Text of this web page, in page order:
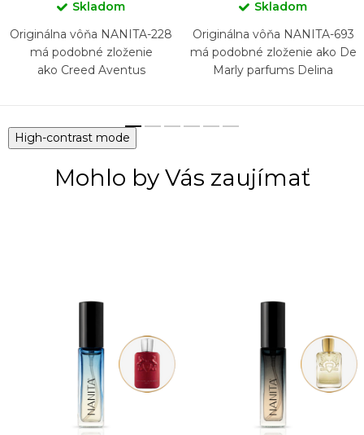
Skladom
Originálna vôňa NANITA-228
má podobné zloženie
ako Creed Aventus
Skladom
Originálna vôňa NANITA-693
má podobné zloženie ako De
Marly parfums Delina
High-contrast mode
Mohlo by Vás zaujímať